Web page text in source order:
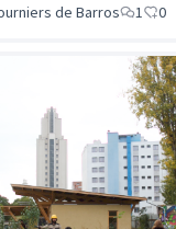
de Barros 1 0